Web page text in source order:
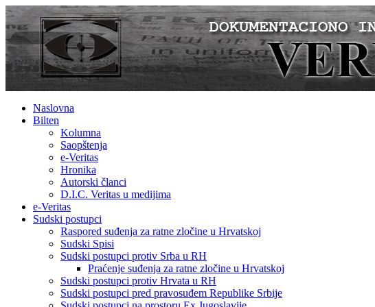
Naslovna
Bilten
Kolumna
Saopštenja
e-Veritas
Hronika
Autorski članci
D.I.C. Veritas u medijima
e-Veritas
Sudski postupci
Raspored suđenja za ratne zločine u Hrvatskoj
Sudski Spisi
Sudski postupci protiv Srba u RH
Praćenje suđenja za ratne zločine u Hrvatskoj
Sudski postupci protiv Hrvata u RH
Sudski postupci pred pravosuđem Republike Srbije